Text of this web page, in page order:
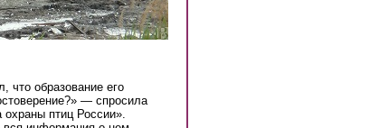
что образование его
— спросила
птиц России».